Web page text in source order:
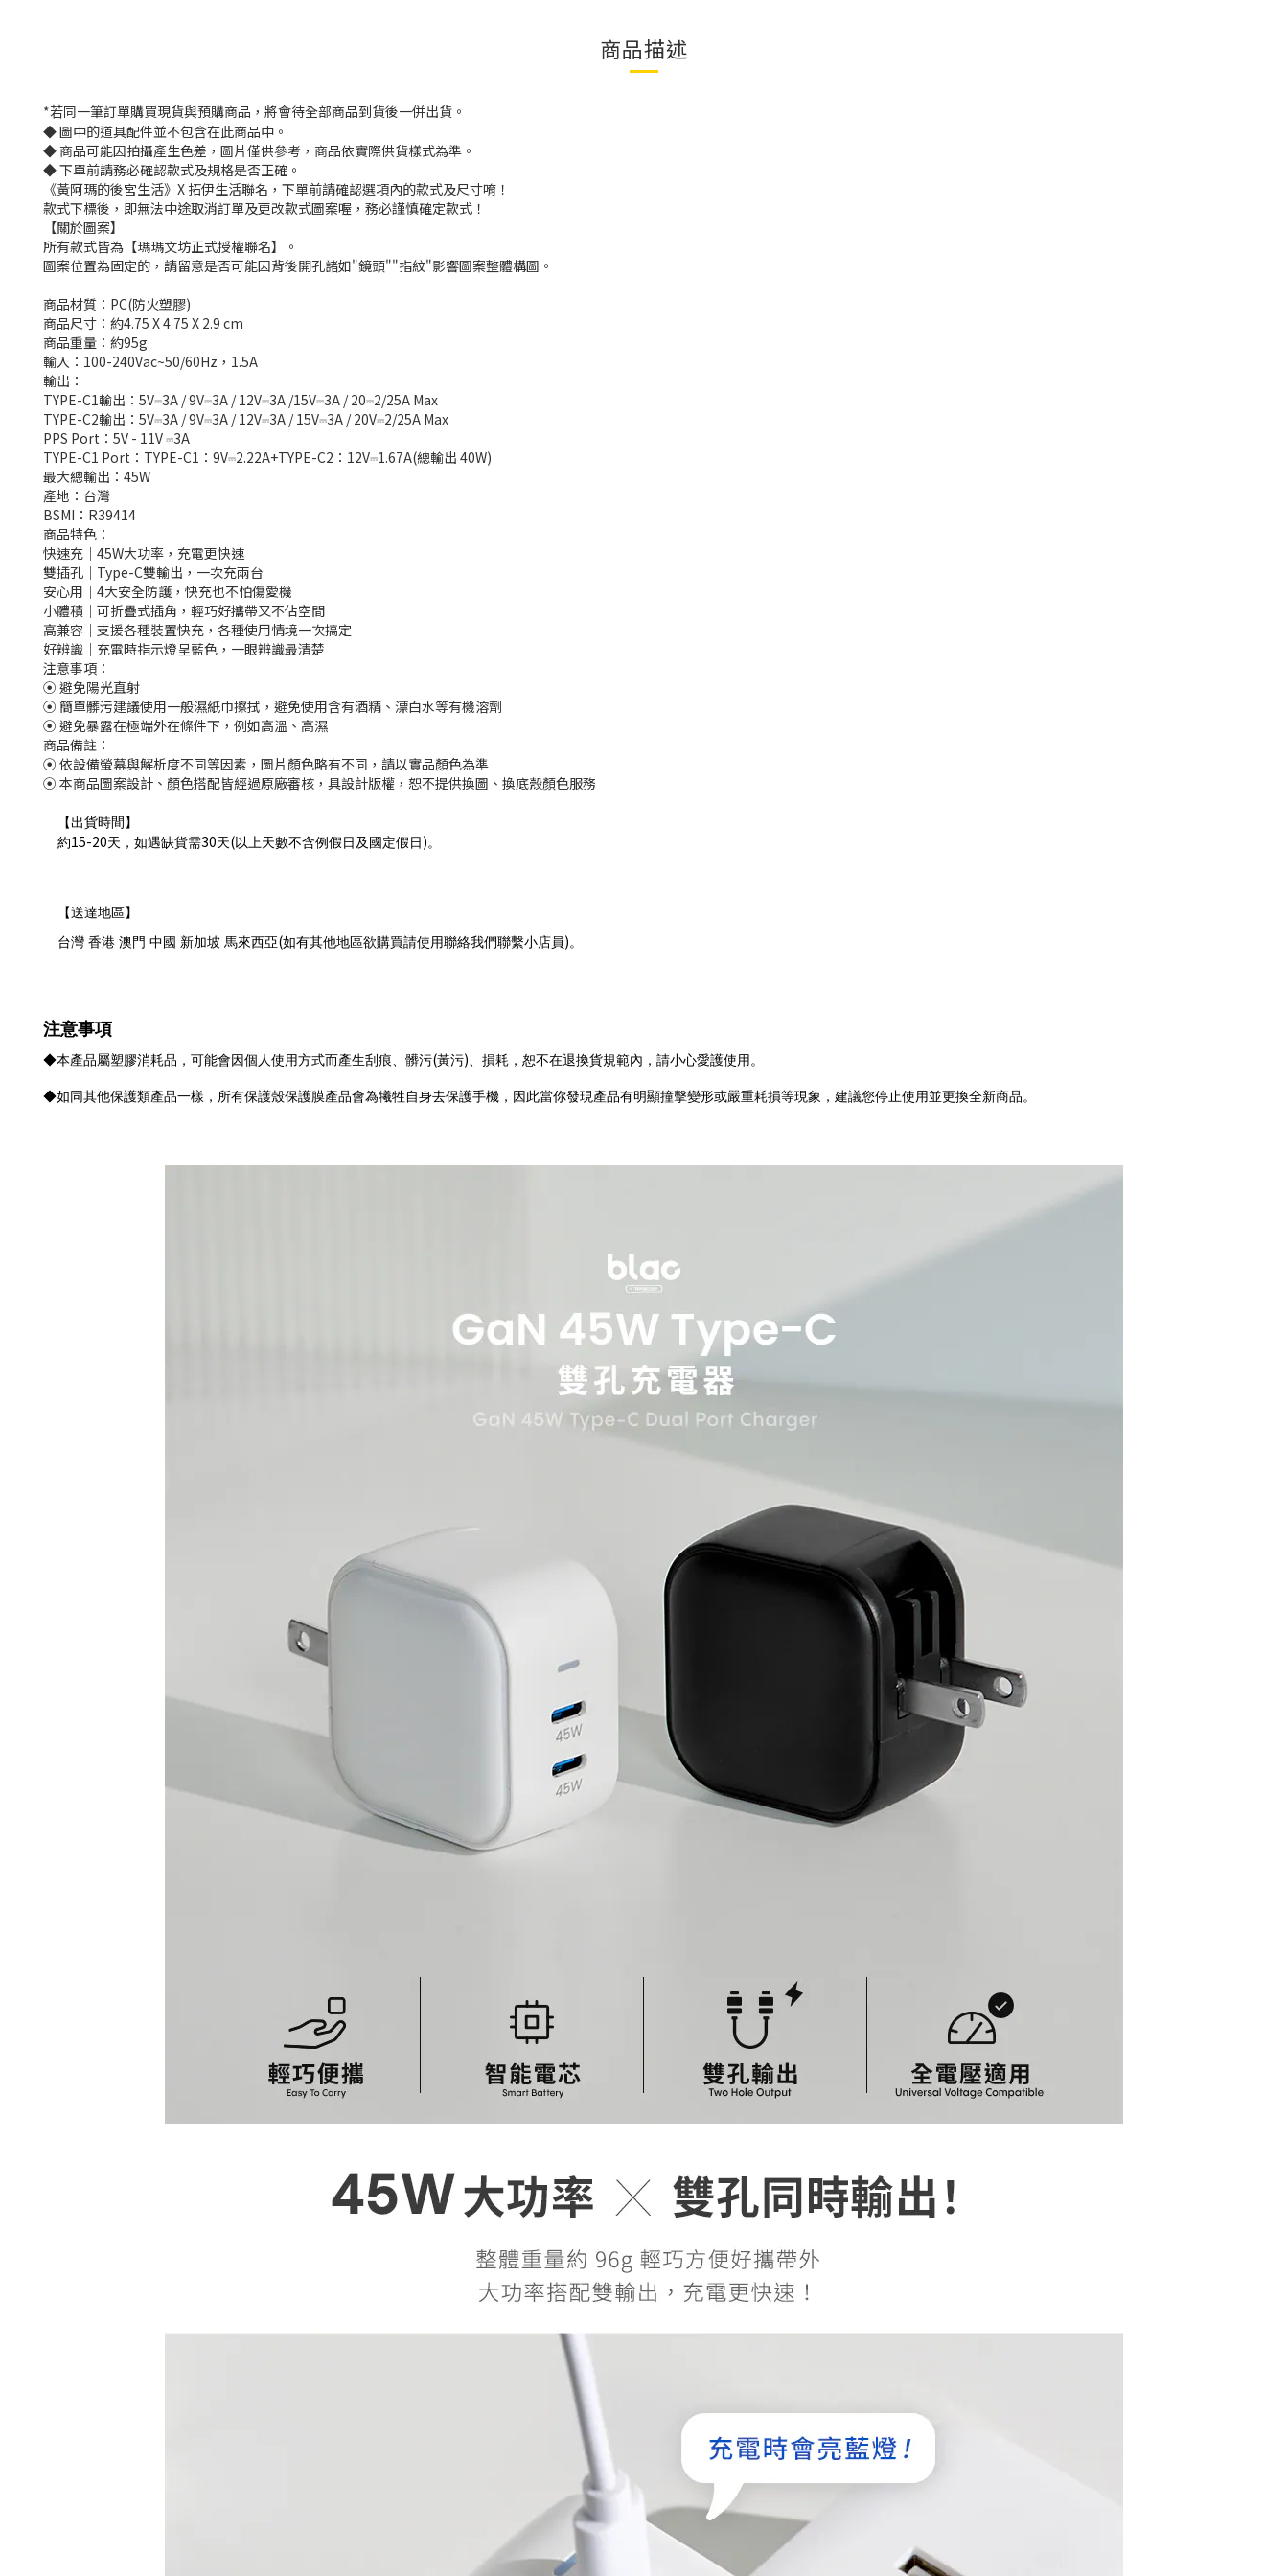
商品描述
*若同一筆訂單購買現貨與預購商品，將會待全部商品到貨後一併出貨。
◆ 圖中的道具配件並不包含在此商品中。
◆ 商品可能因拍攝產生色差，圖片僅供參考，商品依實際供貨樣式為準。
◆ 下單前請務必確認款式及規格是否正確。
《黃阿瑪的後宮生活》X 拓伊生活聯名，下單前請確認選項內的款式及尺寸唷！
款式下標後，即無法中途取消訂單及更改款式圖案喔，務必謹慎確定款式！
【關於圖案】
所有款式皆為【瑪瑪文坊正式授權聯名】。
圖案位置為固定的，請留意是否可能因背後開孔諸如"鏡頭""指紋"影響圖案整體構圖。
商品材質：PC(防火塑膠)
商品尺寸：約4.75 X 4.75 X 2.9 cm
商品重量：約95g
輸入：100-240Vac~50/60Hz，1.5A
輸出：
TYPE-C1輸出：5V⎓3A / 9V⎓3A / 12V⎓3A /15V⎓3A / 20⎓2/25A Max
TYPE-C2輸出：5V⎓3A / 9V⎓3A / 12V⎓3A / 15V⎓3A / 20V⎓2/25A Max
PPS Port：5V - 11V ⎓3A
TYPE-C1 Port：TYPE-C1：9V⎓2.22A+TYPE-C2：12V⎓1.67A(總輸出 40W)
最大總輸出：45W
產地：台灣
BSMI：R39414
商品特色：
快速充｜45W大功率，充電更快速
雙插孔｜Type-C雙輸出，一次充兩台
安心用｜4大安全防護，快充也不怕傷愛機
小體積｜可折疊式插角，輕巧好攜帶又不佔空間
高兼容｜支援各種裝置快充，各種使用情境一次搞定
好辨識｜充電時指示燈呈藍色，一眼辨識最清楚
注意事項：
⦿ 避免陽光直射
⦿ 簡單髒污建議使用一般濕紙巾擦拭，避免使用含有酒精、漂白水等有機溶劑
⦿ 避免暴露在極端外在條件下，例如高溫、高濕
商品備註：
⦿ 依設備螢幕與解析度不同等因素，圖片顏色略有不同，請以實品顏色為準
⦿ 本商品圖案設計、顏色搭配皆經過原廠審核，具設計版權，恕不提供換圖、換底殼顏色服務
【出貨時間】
約15-20天，如遇缺貨需30天(以上天數不含例假日及國定假日)。
【送達地區】
台灣 香港 澳門 中國 新加坡 馬來西亞(如有其他地區欲購買請使用聯絡我們聯繫小店員)。
注意事項
◆本產品屬塑膠消耗品，可能會因個人使用方式而產生刮痕、髒污(黃污) 、損耗，恕不在退換貨規範內，請小心愛護使用。
◆如同其他保護類產品一樣，所有保護殼保護膜產品會為犧牲自身去保護手機，因此當你發現產品有明顯撞擊變形或嚴重耗損等現象，建議您停止使用並更換全新商品。